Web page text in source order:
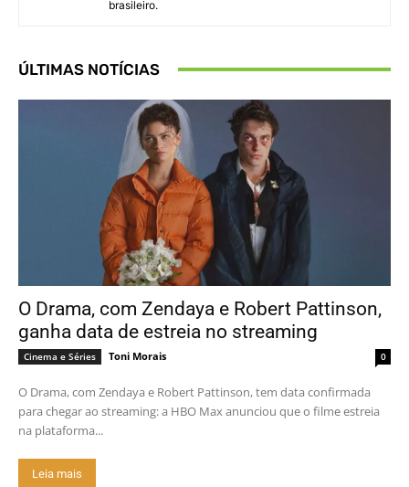
brasileiro.
ÚLTIMAS NOTÍCIAS
O Drama, com Zendaya e Robert Pattinson,
ganha data de estreia no streaming
Cinema e Séries Toni Morais 0
O Drama, com Zendaya e Robert Pattinson, tem data confirmada
para chegar ao streaming: a HBO Max anunciou que o filme estreia
na plataforma...
Leia mais